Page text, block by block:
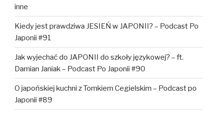
inne
Kiedy jest prawdziwa JESIEŃ w JAPONII? – Podcast Po
Japonii #91
Jak wyjechać do JAPONII do szkoły językowej? – ft.
Damian Janiak – Podcast Po Japonii #90
O japońskiej kuchni z Tomkiem Cegielskim – Podcast po
Japonii #89